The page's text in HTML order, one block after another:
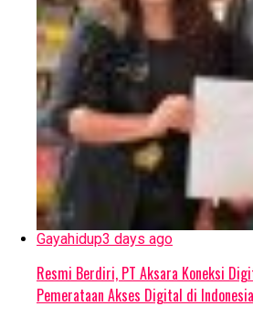
Gayahidup3 days ago
Resmi Berdiri, PT Aksara Koneksi
Pemerataan Akses Digital di Indonesia